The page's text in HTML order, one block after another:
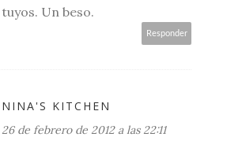
tuyos. Un beso.
Responder
NINA'S KITCHEN
26 de febrero de 2012 a las 22:11